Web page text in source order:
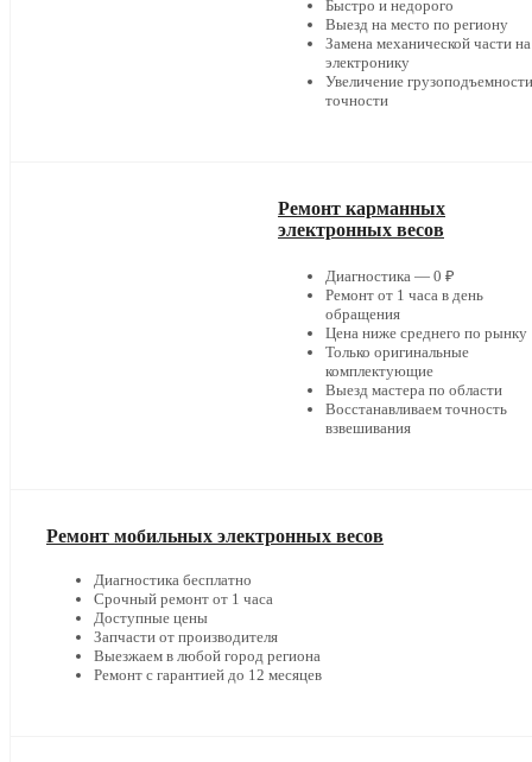
Быстро и недорого
Выезд на место по региону
Замена механической части на
электронику
Увеличение
точности
Ремонт карманных
электронных весов
Диагностика — 0 ₽
Ремонт от 1 часа в день
обращения
Цена ниже среднего по рынку
Только оригинальные
комплектующие
Выезд мастера по области
Восстанавливаем точность
взвешивания
Ремонт мобильных электронных весов
Диагностика бесплатно
Срочный ремонт от 1 часа
Доступные цены
Запчасти от производителя
Выезжаем в любой город региона
Ремонт с гарантией до 12 месяцев